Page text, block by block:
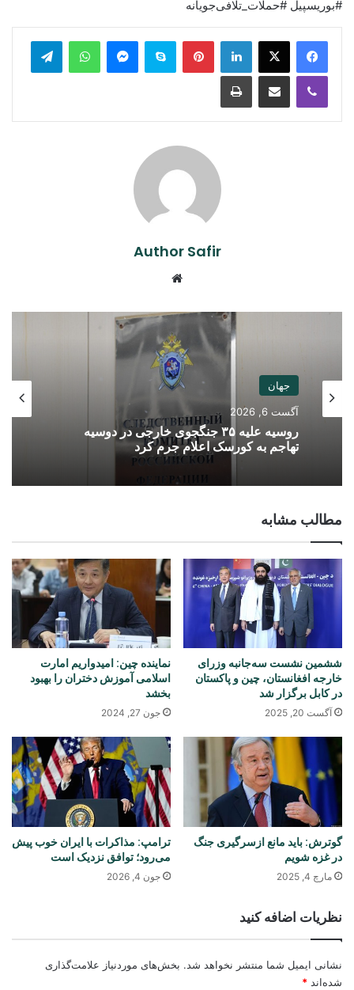
#بوریسپیل #حملات_تلافی‌جویانه
LinkedIn
Pinterest
Skype
Messenger
WhatsApp
Viber
Share via Email
Print
Author Safir
جهان
آگست 6, 2026
روسیه علیه ۳۵ جنگجوی خارجی در دوسیه
تهاجم به کورسک اعلام جرم کرد
مطالب مشابه
ششمین نشست سه‌جانبه وزرای
خارجه افغانستان، چین و پاکستان
در کابل برگزار شد
آگست 20, 2025
نماینده چین: امیدواریم امارت
اسلامی آموزش دختران را بهبود
بخشد
جون 27, 2024
گوترش: باید مانع ازسرگیری جنگ
در غزه شویم
مارچ 4, 2025
ترامپ: مذاکرات با ایران خوب پیش
می‌رود؛ توافق نزدیک است
جون 4, 2026
نظریات اضافه کنید
نشانی ایمیل شما منتشر نخواهد شد. بخش‌های موردنیاز علامت‌گذاری
شده‌اند *